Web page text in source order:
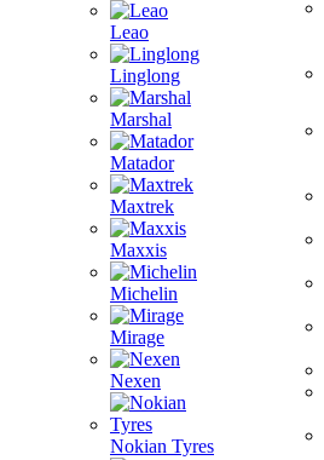
Leao
Linglong
Marshal
Matador
Maxtrek
Maxxis
Michelin
Mirage
Nexen
Nokian Tyres